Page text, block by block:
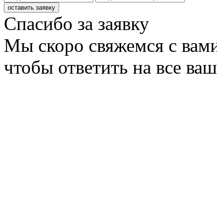
оставить заявку
Спасибо за заявку
Мы скоро свяжемся с
чтобы ответить на все